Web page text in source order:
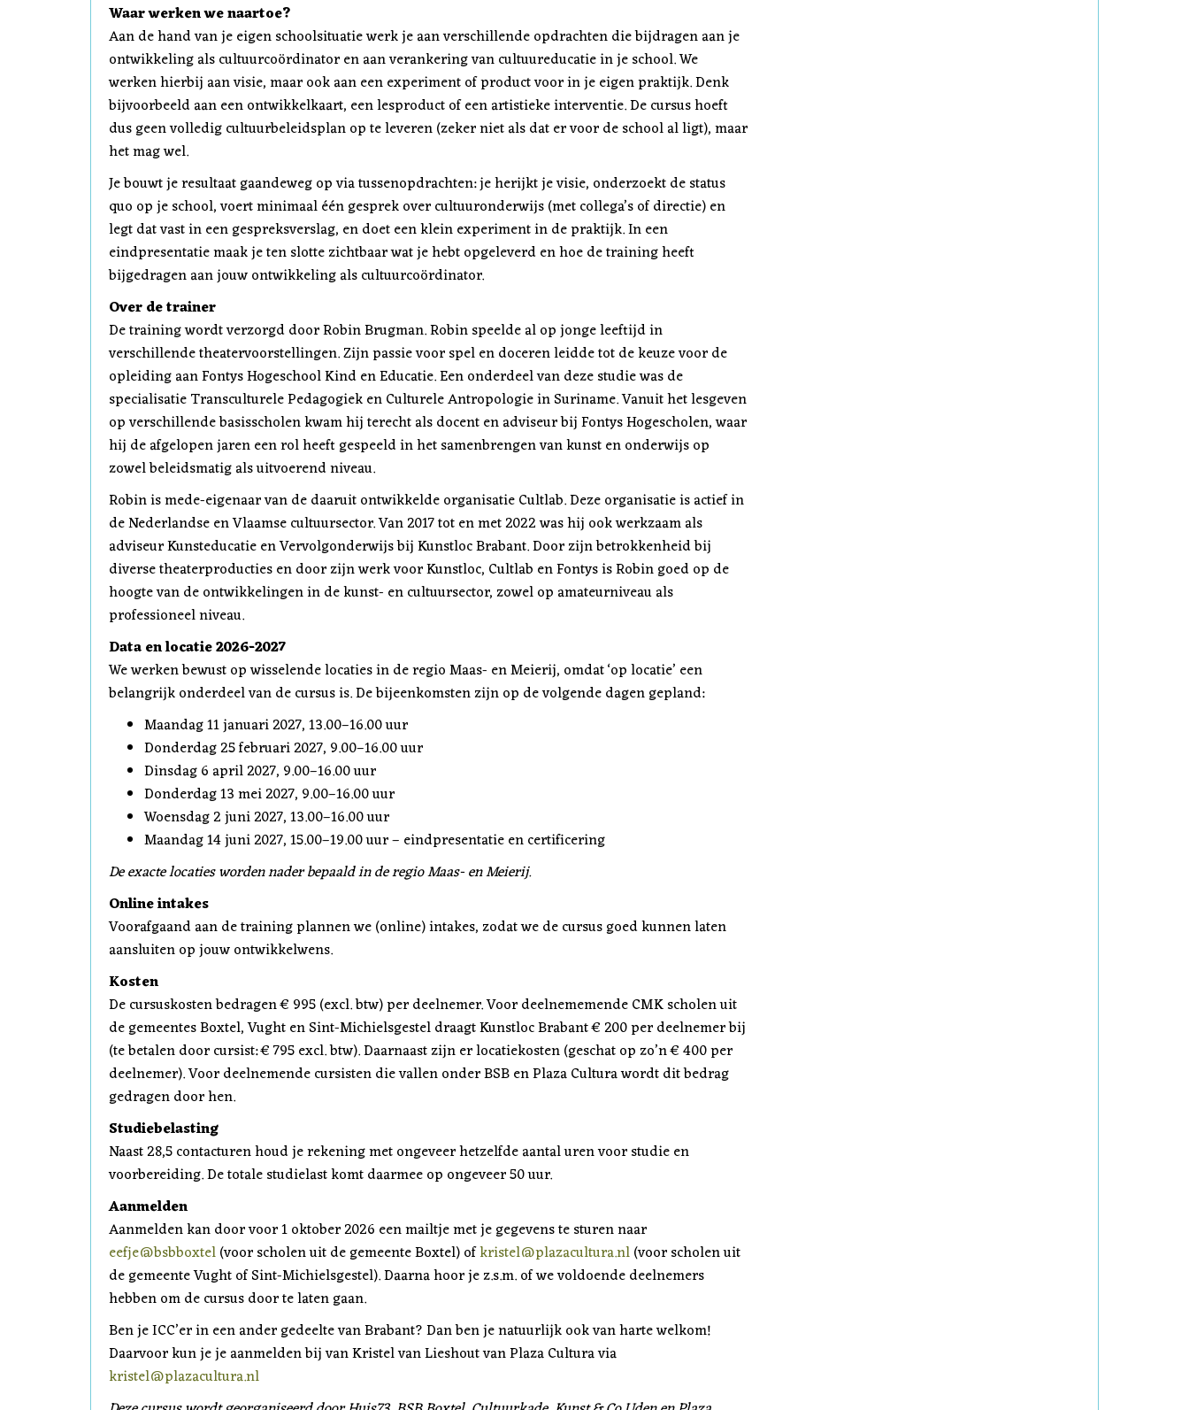
Waar werken we naartoe?
Aan de hand van je eigen schoolsituatie werk je aan verschillende opdrachten die bijdragen aan je
ontwikkeling als cultuurcoördinator en aan verankering van cultuureducatie in je school. We
werken hierbij aan visie, maar ook aan een experiment of product voor in je eigen praktijk. Denk
bijvoorbeeld aan een ontwikkelkaart, een lesproduct of een artistieke interventie. De cursus hoeft
dus geen volledig cultuurbeleidsplan op te leveren (zeker niet als dat er voor de school al ligt), maar
het mag wel.
Je bouwt je resultaat gaandeweg op via tussenopdrachten: je herijkt je visie, onderzoekt de status
quo op je school, voert minimaal één gesprek over cultuuronderwijs (met collega’s of directie) en
legt dat vast in een gespreksverslag, en doet een klein experiment in de praktijk. In een
eindpresentatie maak je ten slotte zichtbaar wat je hebt opgeleverd en hoe de training heeft
bijgedragen aan jouw ontwikkeling als cultuurcoördinator.
Over de trainer
De training wordt verzorgd door Robin Brugman. Robin speelde al op jonge leeftijd in
verschillende theatervoorstellingen. Zijn passie voor spel en doceren leidde tot de keuze voor de
opleiding aan Fontys Hogeschool Kind en Educatie. Een onderdeel van deze studie was de
specialisatie Transculturele Pedagogiek en Culturele Antropologie in Suriname. Vanuit het lesgeven
op verschillende basisscholen kwam hij terecht als docent en adviseur bij Fontys Hogescholen, waar
hij de afgelopen jaren een rol heeft gespeeld in het samenbrengen van kunst en onderwijs op
zowel beleidsmatig als uitvoerend niveau.
Robin is mede-eigenaar van de daaruit ontwikkelde organisatie Cultlab. Deze organisatie is actief in
de Nederlandse en Vlaamse cultuursector. Van 2017 tot en met 2022 was hij ook werkzaam als
adviseur Kunsteducatie en Vervolgonderwijs bij Kunstloc Brabant. Door zijn betrokkenheid bij
diverse theaterproducties en door zijn werk voor Kunstloc, Cultlab en Fontys is Robin goed op de
hoogte van de ontwikkelingen in de kunst- en cultuursector, zowel op amateurniveau als
professioneel niveau.
Data en locatie 2026-2027
We werken bewust op wisselende locaties in de regio Maas- en Meierij, omdat ‘op locatie’ een
belangrijk onderdeel van de cursus is. De bijeenkomsten zijn op de volgende dagen gepland:
Maandag 11 januari 2027, 13.00–16.00 uur
Donderdag 25 februari 2027, 9.00–16.00 uur
Dinsdag 6 april 2027, 9.00–16.00 uur
Donderdag 13 mei 2027, 9.00–16.00 uur
Woensdag 2 juni 2027, 13.00–16.00 uur
Maandag 14 juni 2027, 15.00–19.00 uur – eindpresentatie en certificering
De exacte locaties worden nader bepaald in de regio Maas- en Meierij.
Online intakes
Voorafgaand aan de training plannen we (online) intakes, zodat we de cursus goed kunnen laten
aansluiten op jouw ontwikkelwens.
Kosten
De cursuskosten bedragen € 995 (excl. btw) per deelnemer. Voor deelnememende CMK scholen uit
de gemeentes Boxtel, Vught en Sint-Michielsgestel draagt Kunstloc Brabant € 200 per deelnemer bij
(te betalen door cursist: € 795 excl. btw). Daarnaast zijn er locatiekosten (geschat op zo’n € 400 per
deelnemer). Voor deelnemende cursisten die vallen onder BSB en Plaza Cultura wordt dit bedrag
gedragen door hen.
Studiebelasting
Naast 28,5 contacturen houd je rekening met ongeveer hetzelfde aantal uren voor studie en
voorbereiding. De totale studielast komt daarmee op ongeveer 50 uur.
Aanmelden
Aanmelden kan door voor 1 oktober 2026 een mailtje met je gegevens te sturen naar
eefje@bsbboxtel(voor scholen uit de gemeente Boxtel) ofkristel@plazacultura.nl(voor scholen uit
de gemeente Vught of Sint-Michielsgestel). Daarna hoor je z.s.m. of we voldoende deelnemers
hebben om de cursus door te laten gaan.
Ben je ICC’er in een ander gedeelte van Brabant? Dan ben je natuurlijk ook van harte welkom!
Daarvoor kun je je aanmelden bij van Kristel van Lieshout van Plaza Cultura via
kristel@plazacultura.nl